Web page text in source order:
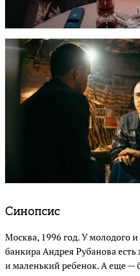
Синопсис
Москва, 1996 год. У молодого
банкира Андрея Рубанова
и маленький ребенок. А еще —